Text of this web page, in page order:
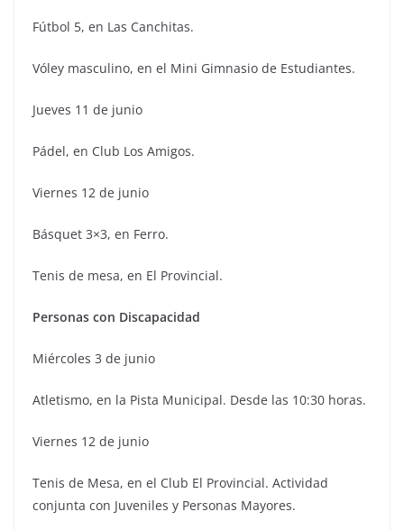
Fútbol 5, en Las Canchitas.
Vóley masculino, en el Mini Gimnasio de Estudiantes.
Jueves 11 de junio
Pádel, en Club Los Amigos.
Viernes 12 de junio
Básquet 3×3, en Ferro.
Tenis de mesa, en El Provincial.
Personas con Discapacidad
Miércoles 3 de junio
Atletismo, en la Pista Municipal. Desde las 10:30 horas.
Viernes 12 de junio
Tenis de Mesa, en el Club El Provincial. Actividad
conjunta con Juveniles y Personas Mayores.